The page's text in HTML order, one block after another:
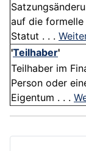
auf die formelle
Statut . . .
'Teilhaber'
Teilhaber im
Person oder
Eigentum . . .